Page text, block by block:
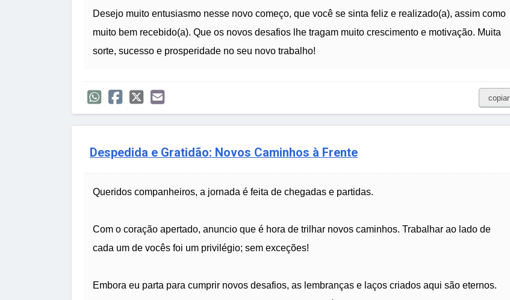
Desejo muito entusiasmo nesse novo começo, que você se sinta feliz e realizado(a), assim como
muito bem recebido(a). Que os novos desafios lhe tragam muito crescimento e motivação. Muita
sorte, sucesso e prosperidade no seu novo trabalho!
copiar
Despedida e Gratidão: Novos Caminhos à Frente
Queridos companheiros, a jornada é feita de chegadas e partidas.
Com o coração apertado, anuncio que é hora de trilhar novos caminhos. Trabalhar ao lado de
cada um de vocês foi um privilégio; sem exceções!
Embora eu parta para cumprir novos desafios, as lembranças e laços criados aqui são eternos.